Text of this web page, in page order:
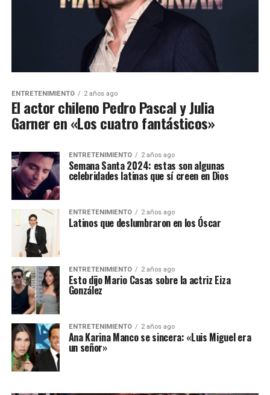
ENTRETENIMIENTO 2 años ago
El actor chileno Pedro Pascal y Julia
Garner en «Los cuatro fantásticos»
ENTRETENIMIENTO 2 años ago
Semana Santa 2024: estas son algunas
celebridades latinas que sí creen en Dios
ENTRETENIMIENTO 2 años ago
Latinos que deslumbraron en los Óscar
ENTRETENIMIENTO 2 años ago
Esto dijo Mario Casas sobre la actriz Eiza
González
ENTRETENIMIENTO 2 años ago
Ana Karina Manco se sincera: «Luis Miguel era
un señor»